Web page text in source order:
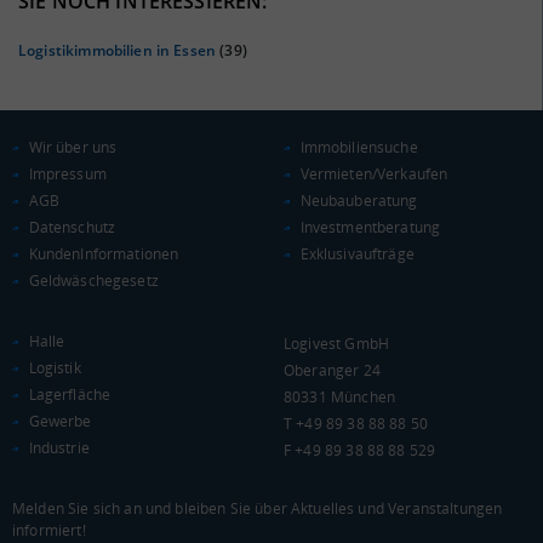
KAUFKRAFT
Euro pro Kopf
(Landkreis / Kreisfreie Stadt)
KAUFKRAFT - EURO PRO KOPF
Bundesland
Logistikimmobilien in Essen (39)
Wir über uns
Impressum
AGB
Datenschutz
KundenInformationen
Geldwäschegesetz
Immobiliensuche
Vermieten/Verkaufen
Neubauberatung
Investmentberatung
Exklusivaufträge
Halle
Logistik
Lagerfläche
Gewerbe
Industrie
Logivest GmbH
Oberanger 24
80331 München
T +49 89 38 88 88 50
F +49 89 38 88 88 529
Melden Sie sich an und bleiben Sie über Aktuelles und Veranstaltungen
informiert!